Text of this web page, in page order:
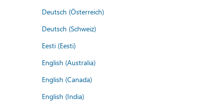
Deutsch (Österreich)
Deutsch (Schweiz)
Eesti (Eesti)
English (Australia)
English (Canada)
English (India)